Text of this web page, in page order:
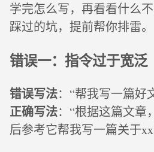
学完怎么写，再看看什么
踩过的坑，提前帮你排雷。
错误一：指令过于宽泛
错误写法：“帮我写一篇好
正确写法：“根据这篇文章
后参考它帮我写一篇关于